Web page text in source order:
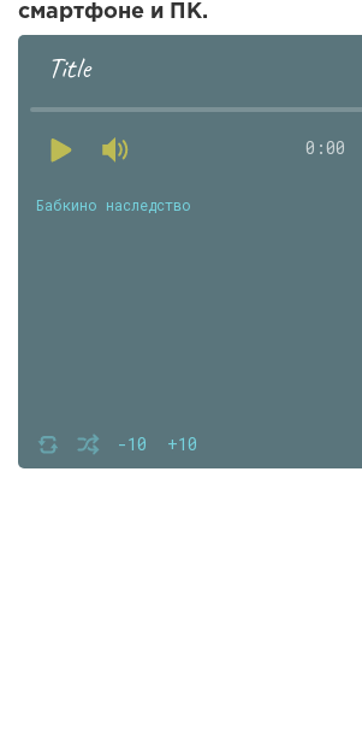
смартфоне и ПК.
Title
0:00
-10 +10
Бабкино наследство